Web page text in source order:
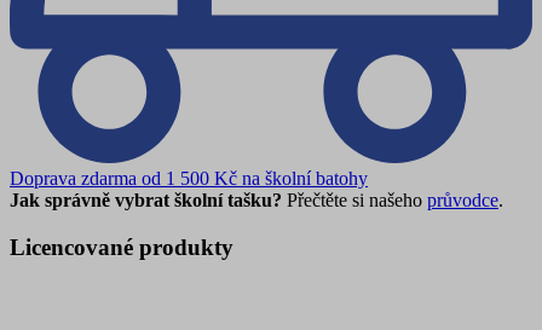
Doprava zdarma od 1 500 Kč na školní batohy
Jak správně vybrat školní tašku? Přečtěte si našeho průvodce.
Licencované produkty